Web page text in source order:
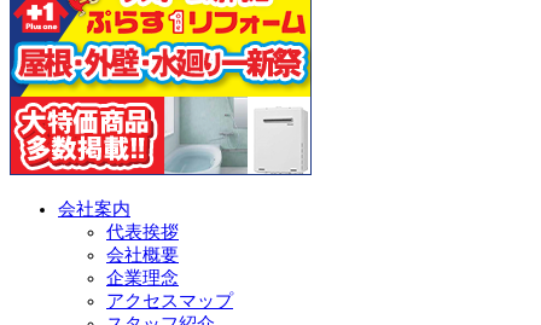
会社案内
代表挨拶
会社概要
企業理念
アクセスマップ